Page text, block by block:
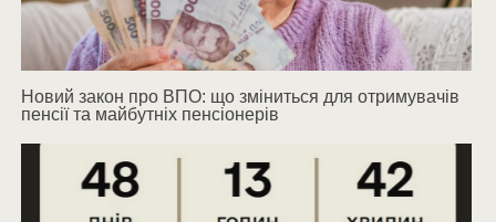
Новий закон про ВПО: що зміниться для отримувачів
пенсії та майбутніх пенсіонерів